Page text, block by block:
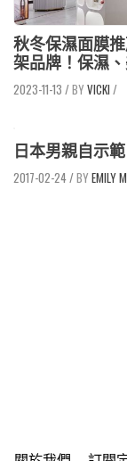
秋冬保濕面膜推
架品牌！保濕
2023-11-13 / VICKI /
日本男親自示
2017-02-24/ EMILY